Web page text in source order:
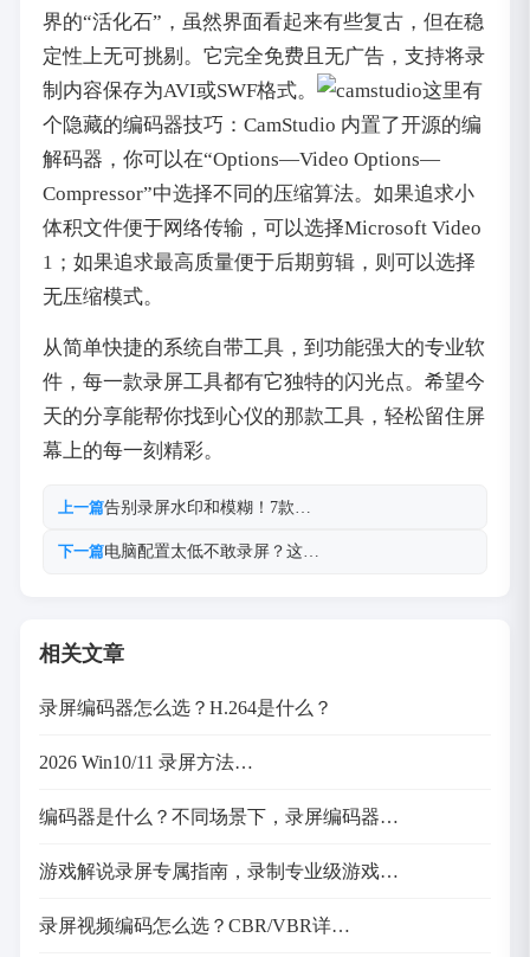
界的“活化石”，虽然界面看起来有些复古，但在稳
定性上无可挑剔。它完全免费且无广告，支持将录
制内容保存为AVI或SWF格式。
这里有
个隐藏的编码器技巧：CamStudio 内置了开源的编
解码器，你可以在“Options—Video Options—
Compressor”中选择不同的压缩算法。如果追求小
体积文件便于网络传输，可以选择Microsoft Video
1；如果追求最高质量便于后期剪辑，则可以选择
无压缩模式。
从简单快捷的系统自带工具，到功能强大的专业软
件，每一款录屏工具都有它独特的闪光点。希望今
天的分享能帮你找到心仪的那款工具，轻松留住屏
幕上的每一刻精彩。
上一篇告别录屏水印和模糊！7款…
下一篇电脑配置太低不敢录屏？这…
相关文章
录屏编码器怎么选？H.264是什么？
2026 Win10/11 录屏方法…
编码器是什么？不同场景下，录屏编码器…
游戏解说录屏专属指南，录制专业级游戏…
录屏视频编码怎么选？CBR/VBR详…